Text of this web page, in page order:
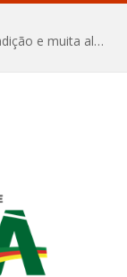
Afuá comemora 136 anos com orgulho, tradição e muita alegria na Quadra Dr. Nelson Salomão